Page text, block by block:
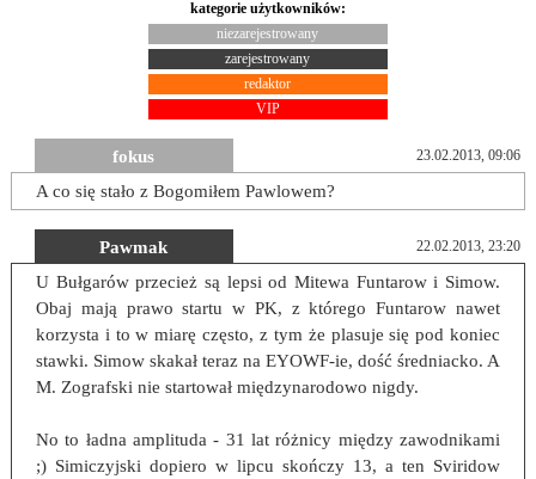
kategorie użytkowników:
niezarejestrowany
zarejestrowany
redaktor
VIP
fokus 23.02.2013, 09:06
A co się stało z Bogomiłem Pawlowem?
Pawmak 22.02.2013, 23:20
U Bułgarów przecież są lepsi od Mitewa Funtarow i Simow.
Obaj mają prawo startu w PK, z którego Funtarow nawet
korzysta i to w miarę często, z tym że plasuje się pod koniec
stawki. Simow skakał teraz na EYOWF-ie, dość średniacko. A
M. Zografski nie startował międzynarodowo nigdy.
No to ładna amplituda - 31 lat różnicy między zawodnikami
;) Simiczyjski dopiero w lipcu skończy 13, a ten Sviridow